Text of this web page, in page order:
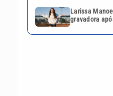
Larissa
gravadora